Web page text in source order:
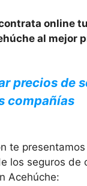
online
al mejor
precios de
compañías
te
los seguros de
Acehúche: